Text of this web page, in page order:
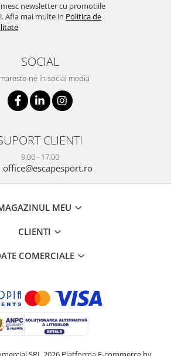
newsletter cu promotiile
Afla mai multe in Politica de
SOCIAL
ne in social media
CLIENTI
9:00 - 17:00
office@escapesport.ro
MEU
CLIENTI
COMERCIALE